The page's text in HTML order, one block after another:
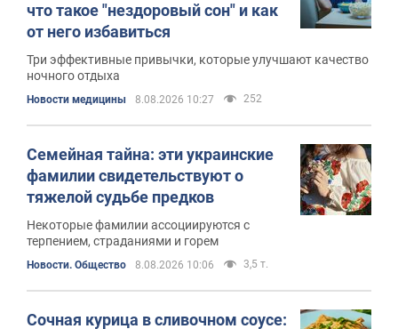
что такое "нездоровый сон" и как
от него избавиться
Три эффективные привычки, которые улучшают качество
ночного отдыха
Новости медицины 8.08.2026 10:27 252
Семейная тайна: эти украинские
фамилии свидетельствуют о
тяжелой судьбе предков
Некоторые фамилии ассоциируются с
терпением, страданиями и горем
Новости. Общество 8.08.2026 10:06 3,5 т.
Сочная курица в сливочном соусе: